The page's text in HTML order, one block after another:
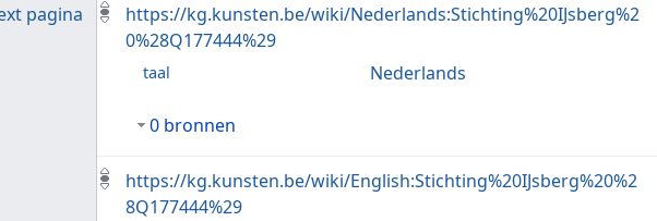
pagina
https://kg.kunsten.be/wiki/Nederlands:Stichting%20IJsberg%2
0%28Q177444%29
taal Nederlands
0 bronnen
https://kg.kunsten.be/wiki/English:Stichting%20IJsberg%20%2
8Q177444%29